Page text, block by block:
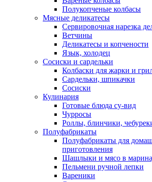
Полукопченые колбасы
Мясные деликатесы
Сервировочная нарезка
Ветчины
Деликатесы и копчености
Язык, холодец
Сосиски и сардельки
Колбаски для жарки и
Сардельки, шпикачки
Сосиски
Кулинария
Готовые блюда су-вид
Чурросы
Роллы, блинчики,
Полуфабрикаты
Полуфабрикаты для
приготовления
Шашлыки и мясо в
Пельмени ручной лепки
Вареники